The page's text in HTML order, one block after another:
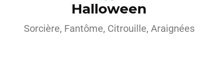
Halloween
Sorcière, Fantôme, Citrouille, Araignées